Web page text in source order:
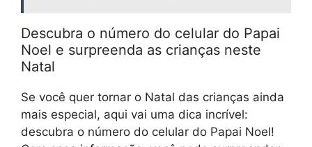
Descubra o número do celular do Papai
Noel e surpreenda as crianças neste
Natal
Se você quer tornar o Natal das crianças ainda
mais especial, aqui vai uma dica incrível:
descubra o número do celular do Papai Noel!